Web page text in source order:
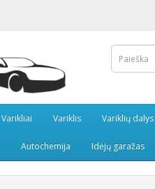
Varikliai Variklis Variklių dalys
Autochemija Idėjų garažas